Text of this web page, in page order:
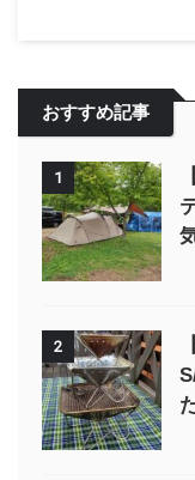
おすすめ記事
1
2